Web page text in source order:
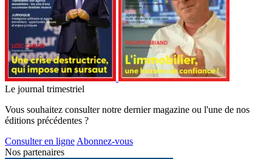
Le journal trimestriel
Vous souhaitez consulter notre dernier magazine ou l'une de nos
éditions précédentes ?
Consulter en ligne Abonnez-vous
Nos partenaires